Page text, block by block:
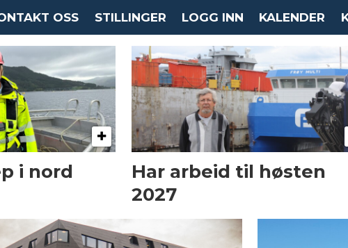
OSS STILLINGER LOGG INN KALENDER
i nord
Har arbeid til høsten
2027